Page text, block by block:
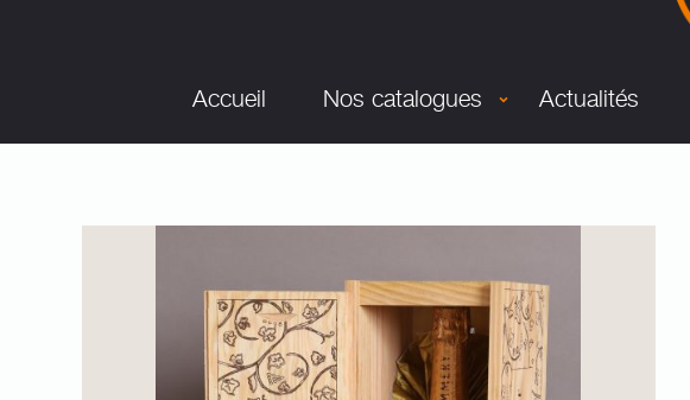
Accueil Nos catalogues Actualités